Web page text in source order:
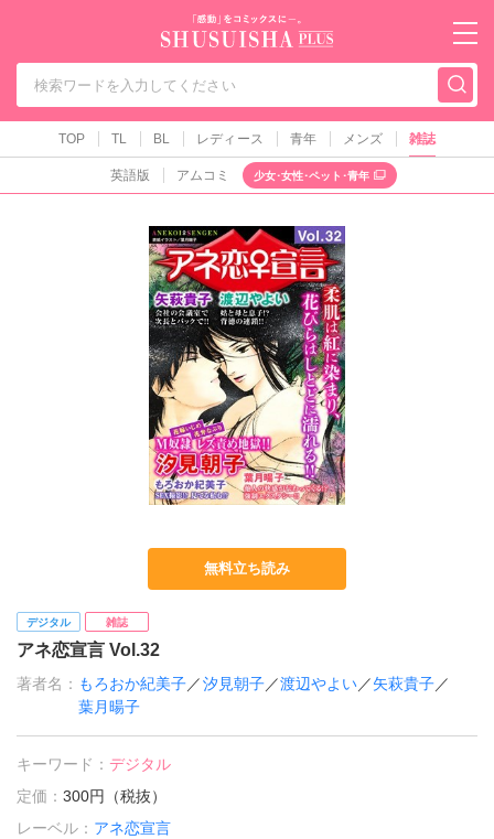
秋水社PLUS（テ
TOP TL BL レディース 青年 メンズ 雑誌
英語版 アムコミ 少女･女性･ペット･青年
無料立ち読み
デジタル 雑誌
アネ恋宣言 Vol.32
著者名： もろおか紀美子／汐見朝子／渡辺やよい／矢萩貴子／
葉月暘子
キーワード：デジタル
定価：300円（税抜）
レーベル： アネ恋宣言